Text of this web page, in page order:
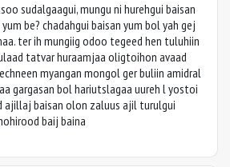
sudalgaagui, mungu ni hurehgui baisan
be? chadahgui baisan yum bol yah gej
ter ih mungiig odoo tegeed hen tuluhiin
tatvar huraamjaa oligtoihon avaad
myangan mongol ger buliin amidral
gargasan bol hariutslagaa uureh l yostoi
ajillaj baisan olon zaluus ajil turulgui
baij baina